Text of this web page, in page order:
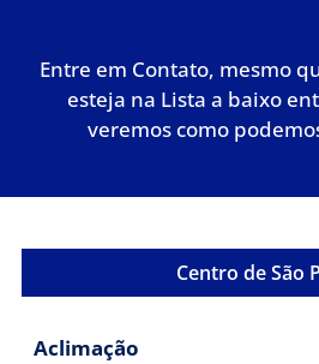
Entre em Contato, mesmo
esteja na Lista a baixo
veremos como
Centro de São
Aclimação